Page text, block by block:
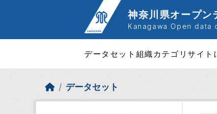
神奈川県オープン
Kanagawa Open data
データセット 組織 カテゴリサイト
データセット